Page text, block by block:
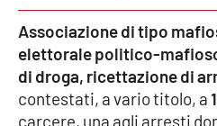
Meteo
Editoriali
Associazione di tipo
elettorale politico-
di droga, ricettazione di
contestati, a vario titolo, a
carcere, una agli arresti